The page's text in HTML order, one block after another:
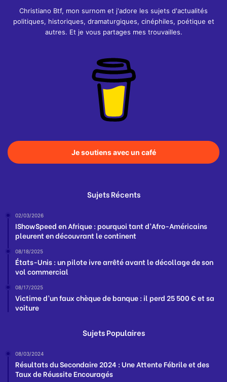
Christiano Btf, mon surnom et j'adore les sujets d'actualités
politiques, historiques, dramaturgiques, cinéphiles, poétique et
autres. Et je vous partages mes trouvailles.
Je soutiens avec un café
Sujets Récents
02/03/2026
IShowSpeed en Afrique : pourquoi tant d’Afro-Américains
pleurent en découvrant le continent
08/18/2025
États-Unis : un pilote ivre arrêté avant le décollage de son
vol commercial
08/17/2025
Victime d’un faux chèque de banque : il perd 25 500 € et sa
voiture
Sujets Populaires
08/03/2024
Résultats du Secondaire 2024 : Une Attente Fébrile et des
Taux de Réussite Encouragés